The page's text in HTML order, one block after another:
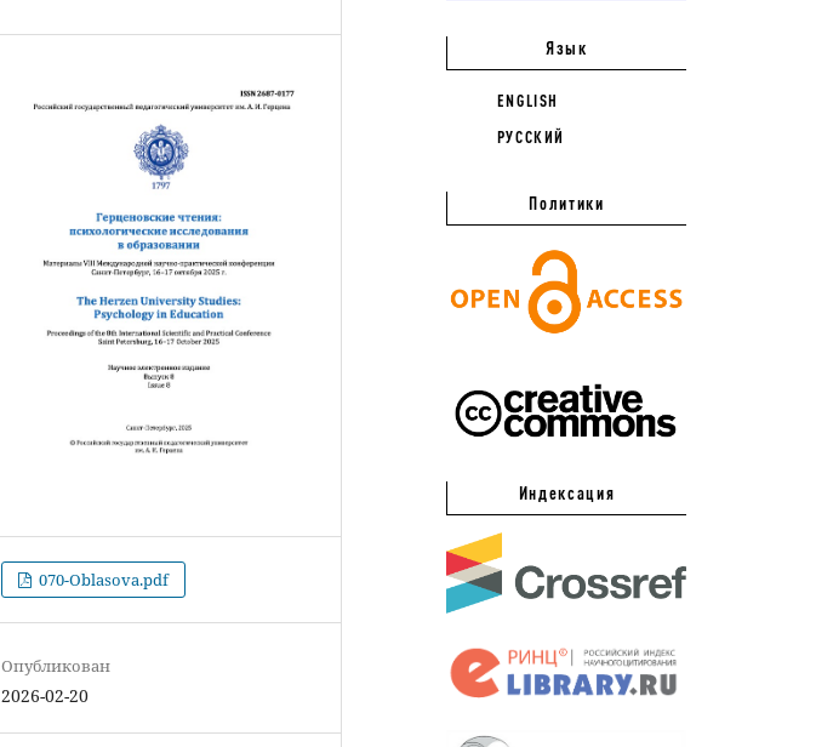
070-Oblasova.pdf
Опубликован
2026-02-20
Язык
ENGLISH
РУССКИЙ
Политики
Индексация